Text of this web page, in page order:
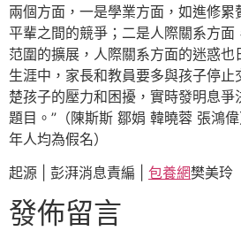
兩個方面，一是學業方面，如進修累
平輩之間的競爭；二是人際關系方面
范圍的擴展，人際關系方面的迷惑也
生涯中，家長和教員要多與孩子停
楚孩子的壓力和困擾，實時發明息爭
題目。”（陳斯斯 鄒娟 韓曉蓉 張鴻
年人均為假名）
起源 | 彭湃消息責編 | 包養網樊美玲
發佈留言